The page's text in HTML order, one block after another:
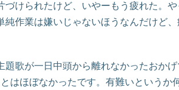
けられたけど、いやーもう疲れた。や
作業は嫌いじゃないほうなんだけど、
題歌が一日中頭から離れなかったおか
はほぼなかったです。有難いというか